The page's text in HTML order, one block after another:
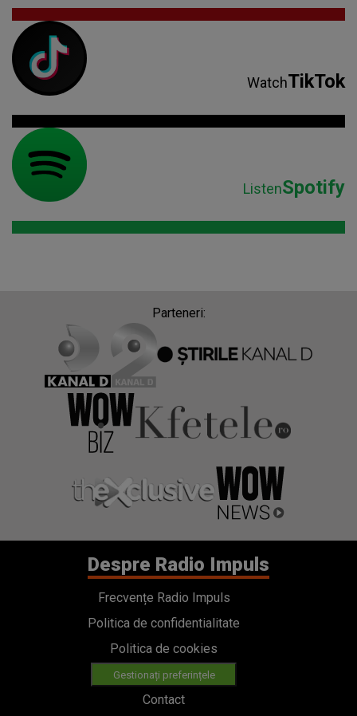
WatchTikTok
ListenSpotify
Parteneri:
Despre Radio Impuls
Frecvențe Radio Impuls
Politica de confidentialitate
Politica de cookies
Gestionați preferințele
Contact